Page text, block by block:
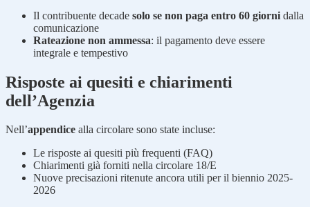
Il contribuente decade solo se non paga entro 60 giorni dalla
comunicazione
Rateazione non ammessa: il pagamento deve essere
integrale e tempestivo
Risposte ai quesiti e chiarimenti
dell’Agenzia
Nell’appendice alla circolare sono state incluse:
Le risposte ai quesiti più frequenti (FAQ)
Chiarimenti già forniti nella circolare 18/E
Nuove precisazioni ritenute ancora utili per il biennio 2025-
2026